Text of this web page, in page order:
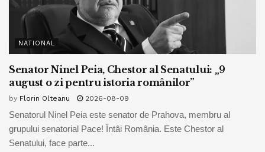
NATIONAL
Senator Ninel Peia, Chestor al Senatului: „9
august o zi pentru istoria românilor”
by Florin Olteanu 2026-08-09
Senatorul Ninel Peia este senator de Prahova, membru al
grupului senatorial Pace! Întâi România. Este Chestor al
Senatului, face parte...